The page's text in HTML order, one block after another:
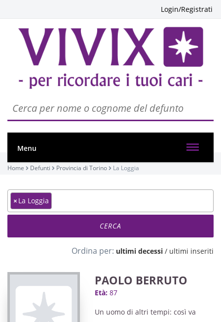
Login/Registrati
Menu
Home Defunti Provincia di Torino La Loggia
× La Loggia
Ordina per: ultimi decessi / ultimi inseriti
PAOLO BERRUTO
Età: 87
Un uomo di altri tempi: così va